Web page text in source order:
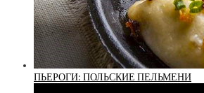
ПЬЕРОГИ: ПОЛЬСКИЕ ПЕЛЬМЕНИ